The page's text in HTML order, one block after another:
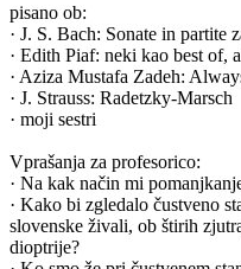
pisano ob:
· J. S. Bach: Sonate in partite
· Edith Piaf: neki kao best of,
· Aziza Mustafa Zadeh:
· J. Strauss: Radetzky-Marsch
· moji sestri
Vprašanja za profesorico:
· Na kak način mi
· Kako bi zgledalo čustveno
slovenske živali, ob štirih
dioptrije?